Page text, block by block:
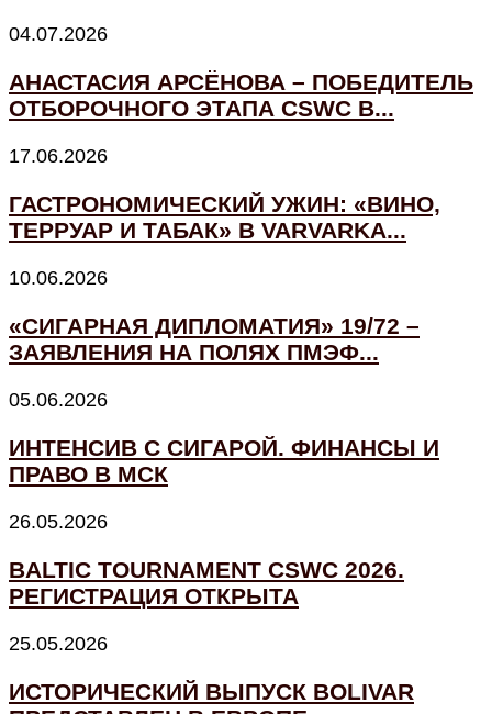
04.07.2026
АНАСТАСИЯ АРСЁНОВА – ПОБЕДИТЕЛЬ
ОТБОРОЧНОГО ЭТАПА CSWC В...
17.06.2026
ГАСТРОНОМИЧЕСКИЙ УЖИН: «ВИНО,
ТЕРРУАР И ТАБАК» В VARVARKA...
10.06.2026
«СИГАРНАЯ ДИПЛОМАТИЯ» 19/72 –
ЗАЯВЛЕНИЯ НА ПОЛЯХ ПМЭФ...
05.06.2026
ИНТЕНСИВ С СИГАРОЙ. ФИНАНСЫ И
ПРАВО В МСК
26.05.2026
BALTIC TOURNAMENT CSWC 2026.
РЕГИСТРАЦИЯ ОТКРЫТА
25.05.2026
ИСТОРИЧЕСКИЙ ВЫПУСК BOLIVAR